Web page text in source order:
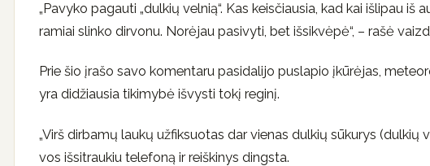
„Pavyko pagauti „dulkių velnią“. Kas keisčiausia, kad kai išlipau
ramiai slinko dirvonu. Norėjau pasivyti, bet išsikvėpė“, – rašė
Prie šio įrašo savo komentaru pasidalijo puslapio įkūrėjas,
yra didžiausia tikimybė išvysti tokį reginį.
„Virš dirbamų laukų užfiksuotas dar vienas dulkių sūkurys
vos išsitraukiu telefoną ir reiškinys dingsta.